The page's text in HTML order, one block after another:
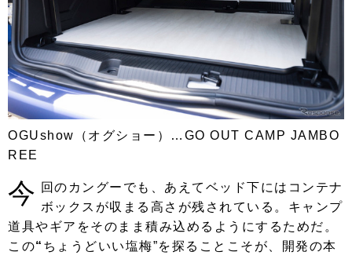
OGUshow（オグショー）…GO OUT CAMP JAMBO
REE
今 回のカングーでも、あえてベッド下にはコンテナ
ボックスが収まる高さが残されている。キャンプ
道具やギアをそのまま積み込めるようにするためだ。
この“ ちょうどいい塩梅”を探ることこそが、開発の本